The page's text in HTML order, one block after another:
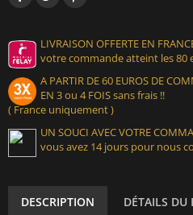
LIVRAISON OFFERTE EN
votre commande atteint les 80
A PARTIR DE 60 EUROS DE
EN 3 ou 4 FOIS sans frais !!
( France uniquement )
UN SOUCI AVEC VOTRE
vous avez 14 jours pour nous
DESCRIPTION DÉTAILS DU